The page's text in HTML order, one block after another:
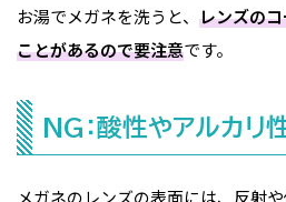
お湯でメガネを洗うと、 レンズの
ことがあるので要注意です。
NG：酸性やアルカリ
メガネのレンズの表面には、反射